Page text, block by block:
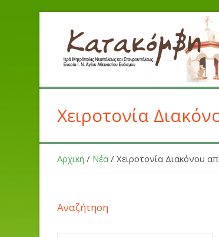
Χειροτονία
Αρχική / Νέα /Χειροτονία Διακόνου
Αναζήτηση